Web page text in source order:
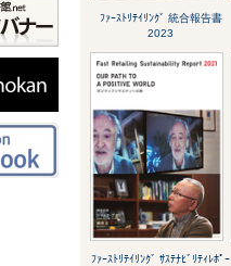
ﾌｧｰｽﾄﾘﾃｲﾘﾝｸﾞ 統合報告書
2023
ﾌｧｰｽﾄﾘﾃｲﾘﾝｸﾞ ｻｽﾃﾅﾋﾞﾘﾃｨﾚﾎﾟｰ